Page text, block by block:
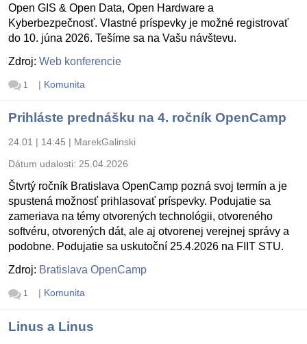
Open GIS & Open Data, Open Hardware a
Kyberbezpečnosť. Vlastné príspevky je možné registrovať
do 10. júna 2026. Tešíme sa na Vašu návštevu.
Zdroj: Web konferencie
1 | Komunita
Prihláste prednášku na 4. ročník OpenCamp
24.01 | 14:45 | MarekGalinski
Dátum udalosti: 25.04.2026
Štvrtý ročník Bratislava OpenCamp pozná svoj termín a je
spustená možnosť prihlasovať príspevky. Podujatie sa
zameriava na témy otvorených technológii, otvoreného
softvéru, otvorených dát, ale aj otvorenej verejnej správy a
podobne. Podujatie sa uskutoční 25.4.2026 na FIIT STU.
Zdroj: Bratislava OpenCamp
1 | Komunita
Linus a Linus